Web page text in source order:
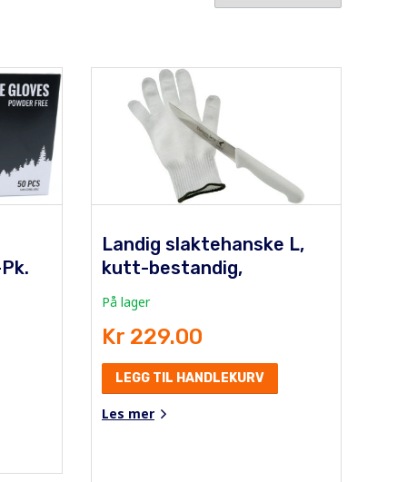
Landig slaktehanske L,
kutt-bestandig,
På lager
Kr 229.00
LEGG TIL HANDLEKURV
Les mer